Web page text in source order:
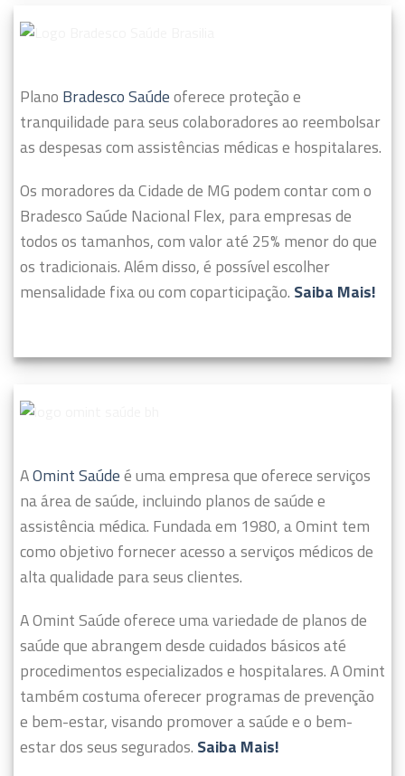
Plano Bradesco Saúdeoferece proteção e
tranquilidade para seus colaboradores ao reembolsar
as despesas com assistências médicas e hospitalares.
Os moradores da Cidade de MG podem contar com o
Bradesco Saúde Nacional Flex, para empresas de
todos os tamanhos, com valor até 25% menor do que
os tradicionais. Além disso, é possível escolher
mensalidade fixa ou com coparticipação. Saiba Mais!
AOmint Saúdeé uma empresa que oferece serviços
na área de saúde, incluindo planos de saúde e
assistência médica. Fundada em 1980, a Omint tem
como objetivo fornecer acesso a serviços médicos de
alta qualidade para seus clientes.
A Omint Saúde oferece uma variedade de planos de
saúde que abrangem desde cuidados básicos até
procedimentos especializados e hospitalares. A Omint
também costuma oferecer programas de prevenção
e bem-estar, visando promover a saúde e o bem-
estar dos seus segurados. Saiba Mais!